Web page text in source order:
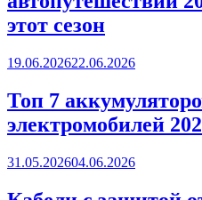
этот сезон
19.06.202622.06.2026
Топ 7
электромобилей
31.05.202604.06.2026